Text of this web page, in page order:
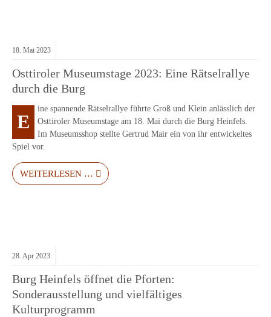
18. Mai 2023
Osttiroler Museumstage 2023: Eine Rätselrallye
durch die Burg
E
ine spannende Rätselrallye führte Groß und Klein anlässlich der
Osttiroler Museumstage am 18. Mai durch die Burg Heinfels.
Im Museumsshop stellte Gertrud Mair ein von ihr entwickeltes
Spiel vor.
WEITERLESEN …
28. Apr 2023
Burg Heinfels öffnet die Pforten:
Sonderausstellung und vielfältiges
Kulturprogramm